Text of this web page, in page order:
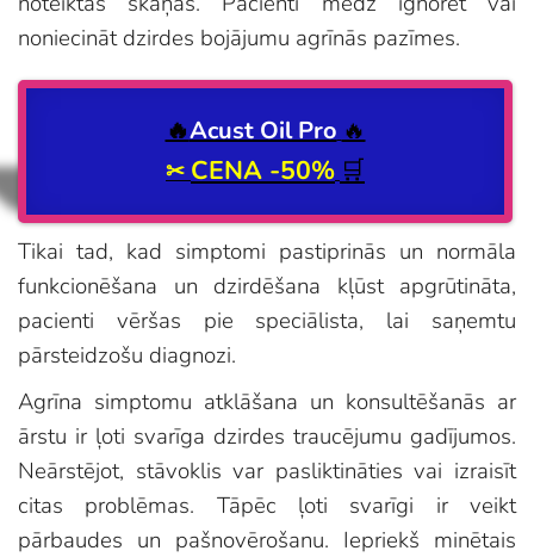
noniecināt dzirdes bojājumu agrīnās pazīmes.
🔥Acust Oil Pro 🔥
✂ CENA -50% 🛒
Tikai tad, kad simptomi pastiprinās un normāla
funkcionēšana un dzirdēšana kļūst apgrūtināta,
pacienti vēršas pie speciālista, lai saņemtu
pārsteidzošu diagnozi.
Agrīna simptomu atklāšana un konsultēšanās ar
ārstu ir ļoti svarīga dzirdes traucējumu gadījumos.
Neārstējot, stāvoklis var pasliktināties vai izraisīt
citas problēmas. Tāpēc ļoti svarīgi ir veikt
pārbaudes un pašnovērošanu. Iepriekš minētais